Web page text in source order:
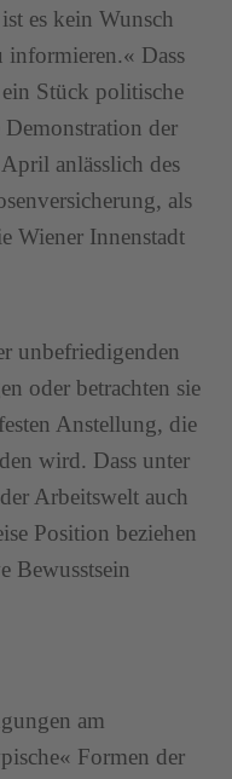
es kein Wunsch
informieren.« Dass
Stück politische
der
anlässlich des
als
Wiener Innenstadt
unbefriedigenden
oder betrachten sie
Anstellung, die
wird. Dass unter
Arbeitswelt auch
Position beziehen
Bewusstsein
am
Formen der